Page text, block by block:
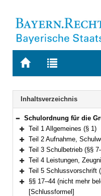
Zur
BAYERN.RECHT
Zur
letzten
Suche
Navigation
Inhaltsverzeichnis
Bereich reduzieren
Schulordnung für die Grundschulen in Bayern
Bereich erweitern
Teil 1 Allgemeines (§ 1)
Bereich erweitern
Teil 2 Aufnahme,
Bereich erweitern
Teil 3 Schulbetrieb (§§
Bereich erweitern
Teil 4 Leistungen,
Bereich erweitern
Teil 5 Schlussvorschrift
Bereich erweitern
§§ 17–44 (nicht mehr
[Schlussformel]